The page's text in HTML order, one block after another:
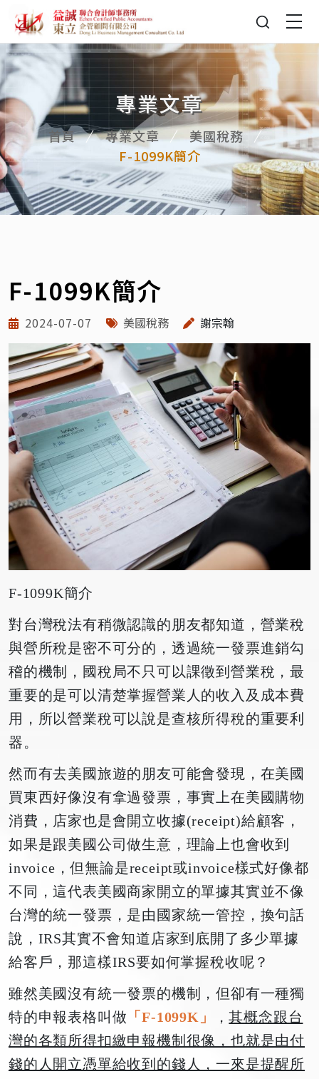
專業文章
首頁 專業文章
美國稅務
F-1099K簡介
F-1099K簡介
2024-07-07 美國稅務 謝宗翰
F-1099K簡介
對台灣稅法有稍微認識的朋友都知道，營業稅
與營所稅是密不可分的，透過統一發票進銷勾
稽的機制，國稅局不只可以課徵到營業稅，最
重要的是可以清楚掌握營業人的收入及成本費
用，所以營業稅可以說是查核所得稅的重要利
器。
然而有去美國旅遊的朋友可能會發現，在美國
買東西好像沒有拿過發票，事實上在美國購物
消費，店家也是會開立收據(receipt)給顧客，
如果是跟美國公司做生意，理論上也會收到
invoice，但無論是receipt或invoice樣式好像都
不同，這代表美國商家開立的單據其實並不像
台灣的統一發票，是由國家統一管控，換句話
說，IRS其實不會知道店家到底開了多少單據
給客戶，那這樣IRS要如何掌握稅收呢？
雖然美國沒有統一發票的機制，但卻有一種獨
特的申報表格叫做 「F-1099K」 ，其概念跟台
灣的各類所得扣繳申報機制很像，也就是由付
錢的人開立憑單給收到的錢人，一來是提醒所